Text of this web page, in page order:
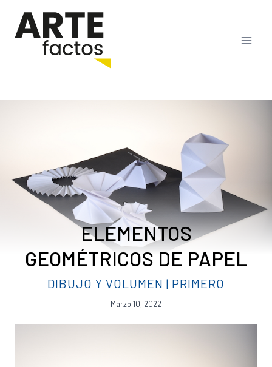
contenido
ELEMENTOS
GEOMÉTRICOS DE PAPEL
DIBUJO Y VOLUMEN | PRIMERO
Marzo 10, 2022